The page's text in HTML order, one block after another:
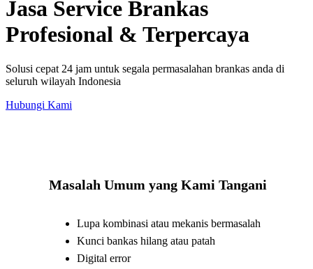
Jasa Service Brankas
Profesional & Terpercaya
Solusi cepat 24 jam untuk segala permasalahan brankas anda di
seluruh wilayah Indonesia
Hubungi Kami
Masalah Umum yang Kami Tangani
Lupa kombinasi atau mekanis bermasalah
Kunci bankas hilang atau patah
Digital error